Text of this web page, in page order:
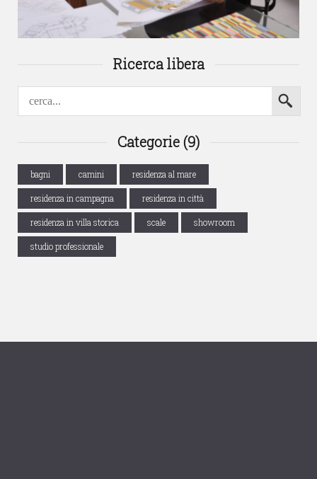
Ricerca libera
Categorie (9)
bagni camini residenza al mare
residenza in campagna residenza in città
residenza in villa storica scale showroom
studio professionale